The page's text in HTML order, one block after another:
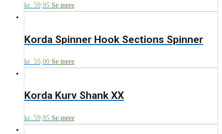
kr. 59,95 Se mere
Korda Spinner Hook Sections Spinner
kr. 55,00 Se mere
Korda Kurv Shank XX
kr. 59,95 Se mere